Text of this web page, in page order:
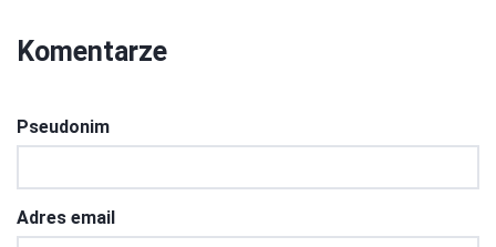
Komentarze
Pseudonim
Adres email